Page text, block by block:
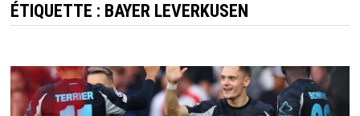
ÉTIQUETTE : BAYER LEVERKUSEN